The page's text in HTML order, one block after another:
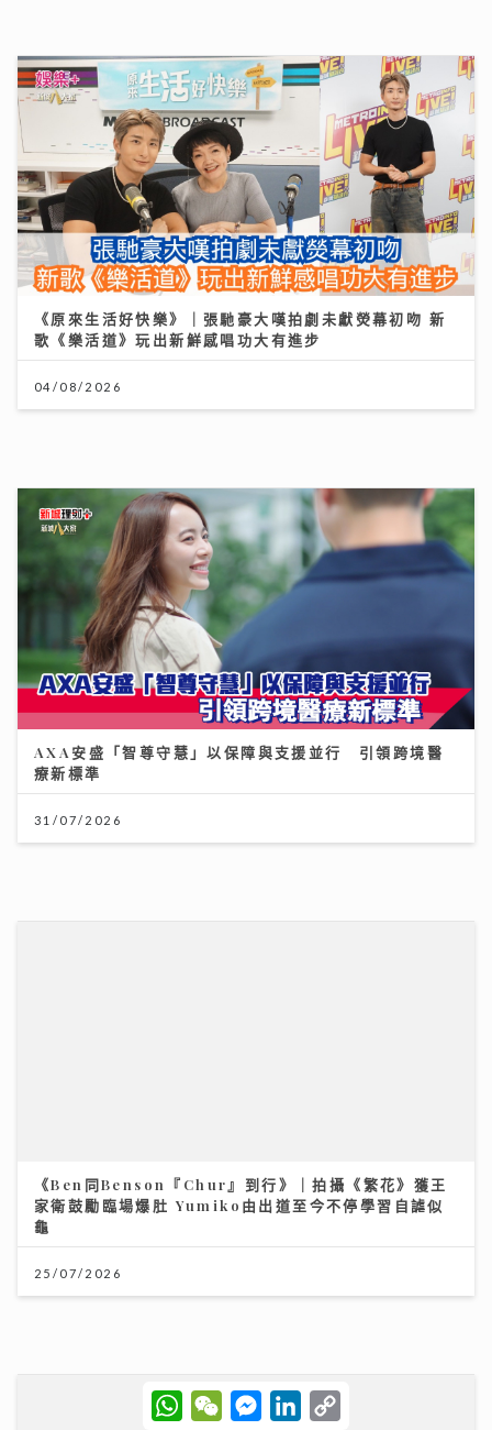
《原來生活好快樂》｜張馳豪大嘆拍劇未獻熒幕初吻 新
歌《樂活道》玩出新鮮感唱功大有進步
04/08/2026
31/07/2026
《Ben同Benson『Chur』到行》｜拍攝《繁花》獲王
家衛鼓勵臨場爆肚 Yumiko由出道至今不停學習自謔似
【#豐味旅程】｜九龍城深夜食堂 泰國直送胡椒豬骨湯燒
肉卷粉 尋找失傳豬油撈飯香
02/08/2026
W
h
W
e
M
e
L